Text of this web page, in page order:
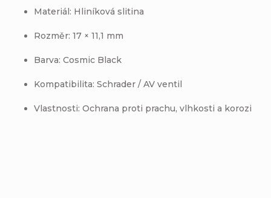
Materiál: Hliníková slitina
Rozměr: 17 × 11,1 mm
Barva: Cosmic Black
Kompatibilita: Schrader / AV ventil
Vlastnosti: Ochrana proti prachu, vlhkosti a korozi